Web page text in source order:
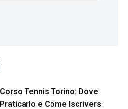
Corso Tennis Torino: Dove
Praticarlo e Come Iscriversi